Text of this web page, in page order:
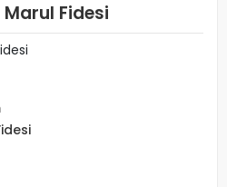
Marul Fidesi